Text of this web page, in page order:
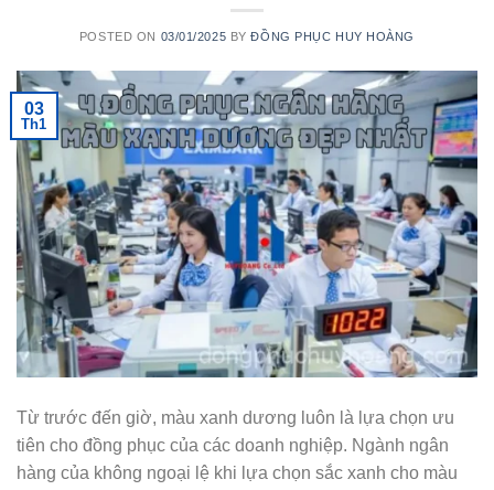
POSTED ON 03/01/2025 BYĐỒNG PHỤC HUY HOÀNG
03
Th1
Từ trước đến giờ, màu xanh dương luôn là lựa chọn ưu
tiên cho đồng phục của các doanh nghiệp. Ngành ngân
hàng của không ngoại lệ khi lựa chọn sắc xanh cho màu